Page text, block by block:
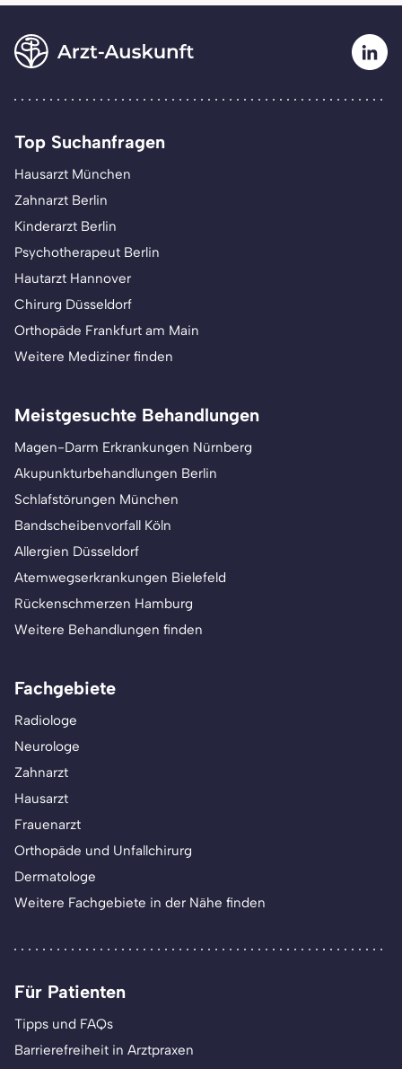
Top Suchanfragen
Hausarzt München
Zahnarzt Berlin
Kinderarzt Berlin
Psychotherapeut Berlin
Hautarzt Hannover
Chirurg Düsseldorf
Orthopäde Frankfurt am Main
Weitere Mediziner finden
Meistgesuchte Behandlungen
Magen-Darm Erkrankungen Nürnberg
Akupunkturbehandlungen Berlin
Schlafstörungen München
Bandscheibenvorfall Köln
Allergien Düsseldorf
Atemwegserkrankungen Bielefeld
Rückenschmerzen Hamburg
Weitere Behandlungen finden
Fachgebiete
Radiologe
Neurologe
Zahnarzt
Hausarzt
Frauenarzt
Orthopäde und Unfallchirurg
Dermatologe
Weitere Fachgebiete in der Nähe finden
Für Patienten
Tipps und FAQs
Barrierefreiheit in Arztpraxen